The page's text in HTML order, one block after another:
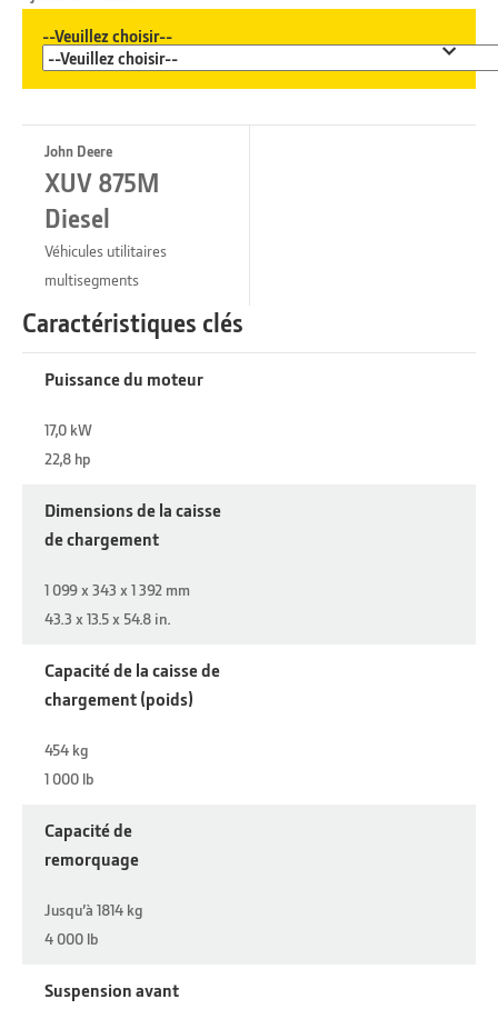
--Veuillez choisir--
John Deere
XUV 875M
Diesel
Véhicules utilitaires
multisegments
Puissance du moteur
17,0 kW
22,8 hp
Dimensions de la caisse
de chargement
1 099 x 343 x 1 392 mm
43.3 x 13.5 x 54.8 in.
Capacité de la caisse de
chargement (poids)
454 kg
1 000 lb
Capacité de
remorquage
Jusqu’à 1814 kg
4 000 lb
Suspension avant
Caractéristiques clés